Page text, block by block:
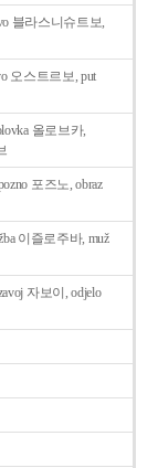
블라스니슈트보,
오스트르보, put
올로브카,
포즈노, obraz
이즐로주바, muž
자보이, odjelo